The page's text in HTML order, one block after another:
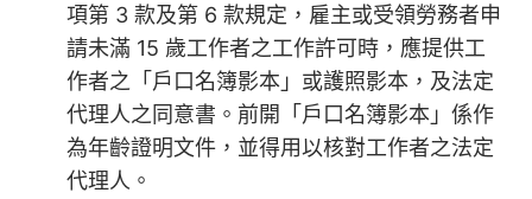
項第 3 款及第 6 款規定，雇主或受領勞務者申
請未滿 15 歲工作者之工作許可時，應提供工
作者之「戶口名簿影本」或護照影本，及法定
代理人之同意書。前開「戶口名簿影本」係作
為年齡證明文件，並得用以核對工作者之法定
代理人。